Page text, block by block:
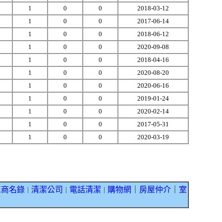
1 0 0
2018-03-12
1
0 0
2017-06-14
1
0 0
2018-06-12
1
0 0
2020-09-08
1
0 0
2018-04-16
1
0 0
2020-08-20
1
0 0
2020-06-16
1
0 0
2019-01-24
1
0 0
2020-02-14
1
0 0
2017-05-31
1
0 0 2020-03-19
名錄｜ 清潔公司 電話清潔 購物網 房屋仲介｜ 室